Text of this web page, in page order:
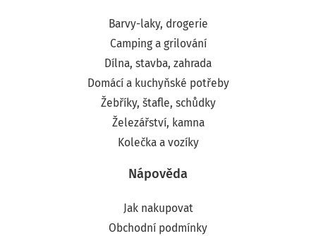
Barvy-laky, drogerie
Camping a grilování
Dílna, stavba, zahrada
Domácí a kuchyňské potřeby
Žebříky, štafle, schůdky
Železářství, kamna
Kolečka a vozíky
Nápověda
Jak nakupovat
Obchodní podmínky